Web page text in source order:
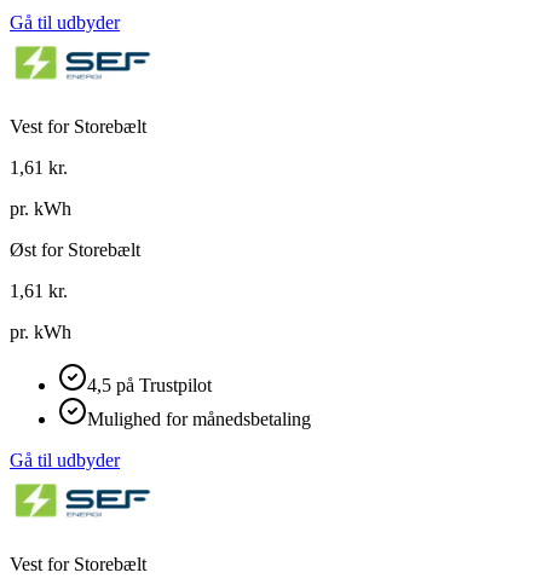
Gå til udbyder
Vest for Storebælt
1,61 kr.
pr. kWh
Øst for Storebælt
1,61 kr.
pr. kWh
4,5 på Trustpilot
Mulighed for månedsbetaling
Gå til udbyder
Vest for Storebælt